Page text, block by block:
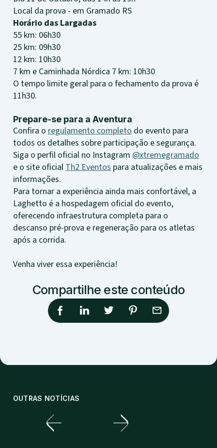
Local da prova - em Gramado RS
Horário das Largadas
55 km: 06h30
25 km: 09h30
12 km: 10h30
7 km e Caminhada Nórdica 7 km: 10h30
O tempo limite geral para o fechamento da prova é
11h30.
Prepare-se para a Aventura
Confira oregulamento completodo evento para
todos os detalhes sobre participação e segurança.
Siga o perfil oficial no Instagram@xtremegramado
e o site oficialTh2 Eventospara atualizações e mais
informações.
Para tornar a experiência ainda mais confortável, a
Laghetto é a hospedagem oficial do evento,
oferecendo infraestrutura completa para o
descanso pré-prova e regeneração para os atletas
após a corrida.
Venha viver essa experiência!
Compartilhe este conteúdo
OUTRAS NOTÍCIAS